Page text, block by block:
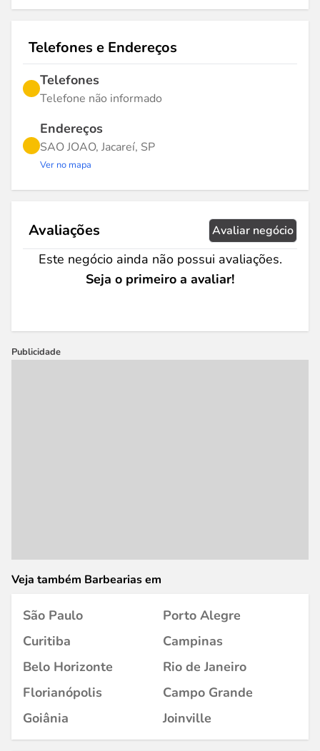
Telefones e Endereços
Telefones
Telefone não informado
Endereços
SAO JOAO, Jacareí, SP
Ver no mapa
Avaliações Avaliar negócio
Este negócio ainda não possui avaliações.
Seja o primeiro a avaliar!
Publicidade
Veja também Barbearias em
São Paulo
Porto Alegre
Curitiba
Campinas
Belo Horizonte
Rio de Janeiro
Florianópolis
Campo Grande
Goiânia
Joinville